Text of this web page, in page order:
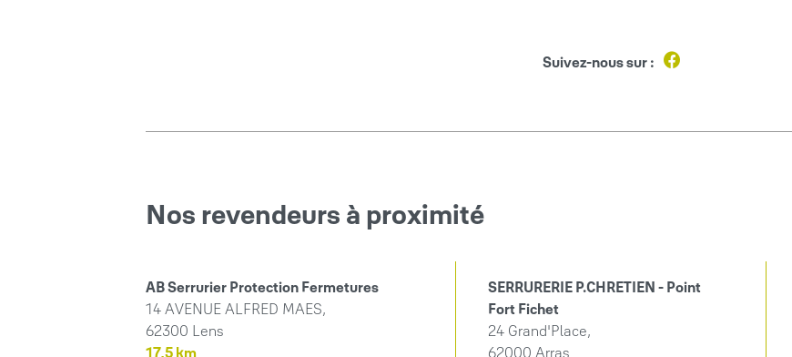
Suivez-nous sur :
Nos revendeurs à proximité
AB Serrurier Protection Fermetures
14 AVENUE ALFRED MAES,
62300 Lens
17,5 km
SERRURERIE P.CHRETIEN - Point
Fort Fichet
24 Grand'Place,
62000 Arras